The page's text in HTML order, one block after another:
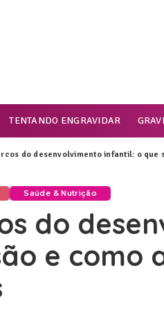
TENTANDO ENGRAVIDAR
do desenvolvimento infantil: o
Saúde & Nutrição
do
e como